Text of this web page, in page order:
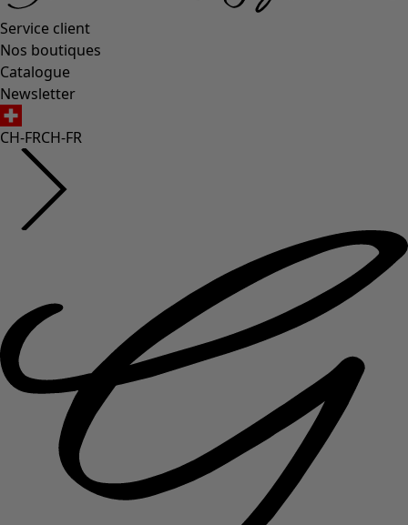
Service client
Nos boutiques
Catalogue
Newsletter
CH-FRCH-FR